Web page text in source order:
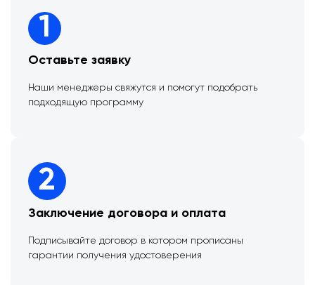
1
Оставьте заявку
Наши менеджеры свяжутся и помогут подобрать
подходящую программу
2
Заключение договора и оплата
Подписывайте договор в котором прописаны
гарантии получения удостоверения